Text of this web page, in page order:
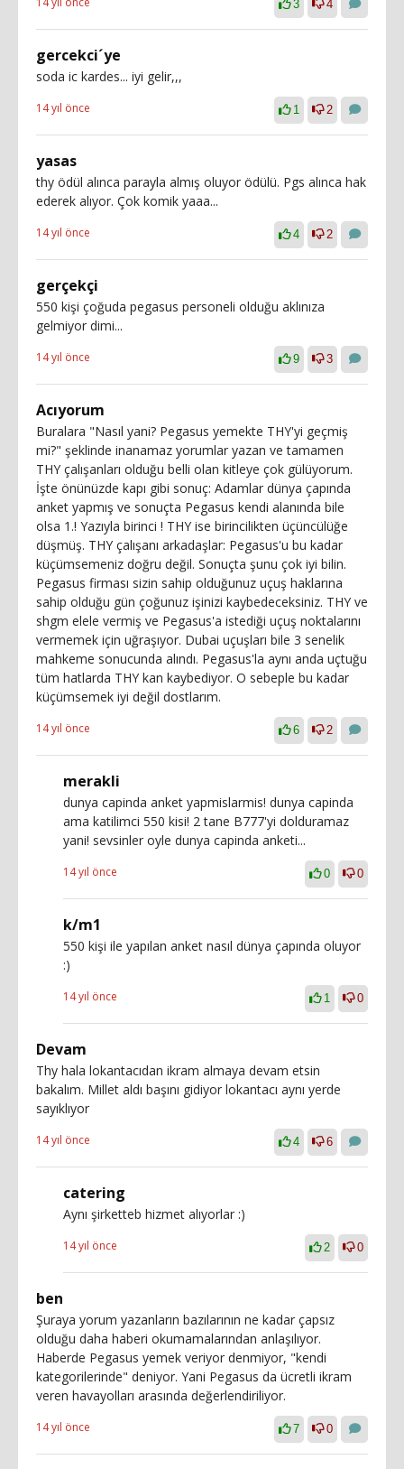
3 4
gercekci´ye
soda ic kardes... iyi gelir,,,
14 yıl önce 1 2
yasas
thy ödül alınca parayla almış oluyor ödülü. Pgs alınca hak
ederek alıyor. Çok komik yaaa...
14 yıl önce 4 2
gerçekçi
550 kişi çoğuda pegasus personeli olduğu aklınıza
gelmiyor dimi...
14 yıl önce 9 3
Acıyorum
Buralara "Nasıl yani? Pegasus yemekte THY'yi geçmiş
mi?" şeklinde inanamaz yorumlar yazan ve tamamen
THY çalışanları olduğu belli olan kitleye çok gülüyorum.
İşte önünüzde kapı gibi sonuç: Adamlar dünya çapında
anket yapmış ve sonuçta Pegasus kendi alanında bile
olsa 1.! Yazıyla birinci ! THY ise birincilikten üçüncülüğe
düşmüş. THY çalışanı arkadaşlar: Pegasus'u bu kadar
küçümsemeniz doğru değil. Sonuçta şunu çok iyi bilin.
Pegasus firması sizin sahip olduğunuz uçuş haklarına
sahip olduğu gün çoğunuz işinizi kaybedeceksiniz. THY ve
shgm elele vermiş ve Pegasus'a istediği uçuş noktalarını
vermemek için uğraşıyor. Dubai uçuşları bile 3 senelik
mahkeme sonucunda alındı. Pegasus'la aynı anda uçtuğu
tüm hatlarda THY kan kaybediyor. O sebeple bu kadar
küçümsemek iyi değil dostlarım.
14 yıl önce 6 2
merakli
dunya capinda anket yapmislarmis! dunya capinda
ama katilimci 550 kisi! 2 tane B777'yi dolduramaz
yani! sevsinler oyle dunya capinda anketi...
14 yıl önce 0 0
k/m1
550 kişi ile yapılan anket nasıl dünya çapında oluyor
:)
14 yıl önce 1 0
Devam
Thy hala lokantacıdan ikram almaya devam etsin
bakalım. Millet aldı başını gidiyor lokantacı aynı yerde
sayıklıyor
14 yıl önce 4 6
catering
Aynı şirketteb hizmet alıyorlar :)
14 yıl önce 2 0
ben
Şuraya yorum yazanların bazılarının ne kadar çapsız
olduğu daha haberi okumamalarından anlaşılıyor.
Haberde Pegasus yemek veriyor denmiyor, "kendi
kategorilerinde" deniyor. Yani Pegasus da ücretli ikram
veren havayolları arasında değerlendiriliyor.
14 yıl önce 7 0